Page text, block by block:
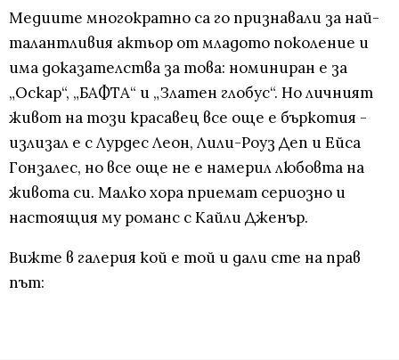
Медиите многократно са го признавали за най-
талантливия актьор от младото поколение и
има доказателства за това: номиниран е за
„Оскар“, „БАФТА“ и „Златен глобус“. Но личният
живот на този красавец все още е бъркотия -
излизал е с Лурдес Леон, Лили-Роуз Деп и Ейса
Гонзалес, но все още не е намерил любовта на
живота си. Малко хора приемат сериозно и
настоящия му романс с Кайли Дженър.
Вижте в галерия кой е той и дали сте на прав
път: